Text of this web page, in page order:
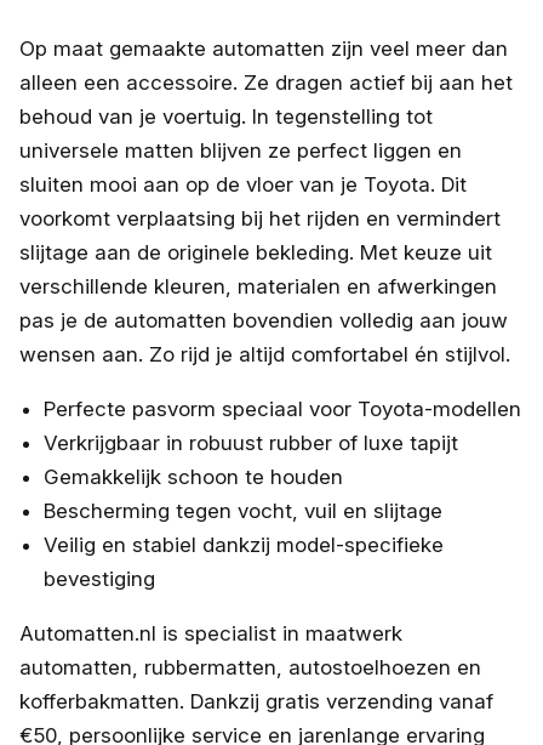
Op maat gemaakte automatten zijn veel meer dan
alleen een accessoire. Ze dragen actief bij aan het
behoud van je voertuig. In tegenstelling tot
universele matten blijven ze perfect liggen en
sluiten mooi aan op de vloer van je Toyota. Dit
voorkomt verplaatsing bij het rijden en vermindert
slijtage aan de originele bekleding. Met keuze uit
verschillende kleuren, materialen en afwerkingen
pas je de automatten bovendien volledig aan jouw
wensen aan. Zo rijd je altijd comfortabel én stijlvol.
Perfecte pasvorm speciaal voor Toyota-modellen
Verkrijgbaar in robuust rubber of luxe tapijt
Gemakkelijk schoon te houden
Bescherming tegen vocht, vuil en slijtage
Veilig en stabiel dankzij model-specifieke
bevestiging
Automatten.nl is specialist in maatwerk
automatten, rubbermatten, autostoelhoezen en
kofferbakmatten. Dankzij gratis verzending vanaf
€50, persoonlijke service en jarenlange ervaring